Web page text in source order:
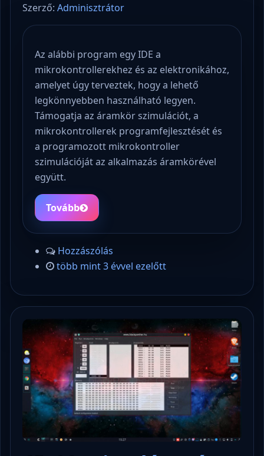
Szerző: Adminisztrátor
Az alábbi program egy IDE a
mikrokontrollerekhez és az elektronikához,
amelyet úgy terveztek, hogy a lehető
legkönnyebben használható legyen.
Támogatja az áramkör szimulációt, a
mikrokontrollerek programfejlesztését és
a programozott mikrokontroller
szimulációját az alkalmazás áramkörével
együtt.
Tovább
Hozzászólás
több mint 3 évvel ezelőtt